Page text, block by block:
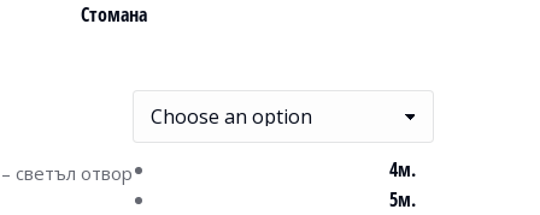
Стомана
светъл отвор
4м.
5м.